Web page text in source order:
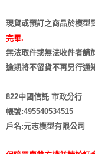
現貨或預訂之商品於模型
完畢.
無法取件或無法收件者請
逾期將不留貨不再另行通
822中國信託 市政分行
帳號:495540534515
戶名:元志模型有限公司